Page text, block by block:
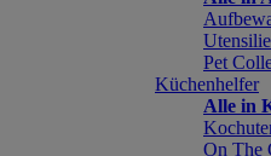
Pet
Küchenhelfer
Alle in
On The